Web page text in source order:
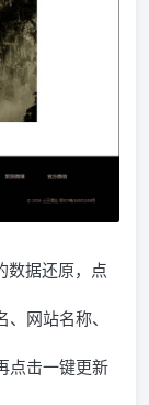
据还原，点
网站名称、
击一键更新